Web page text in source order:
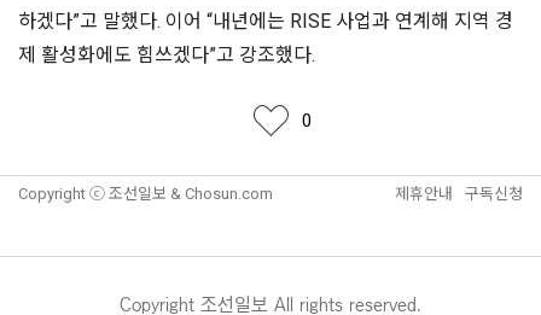
하겠다”고 말했다. 이어 “내년에는 RISE 사업과 연계해 지역 경
제 활성화에도 힘쓰겠다”고 강조했다.
좋아요 0
Copyright ⓒ 조선일보 & Chosun.com 제휴안내 구독신청
Copyright 조선일보 All rights reserved.